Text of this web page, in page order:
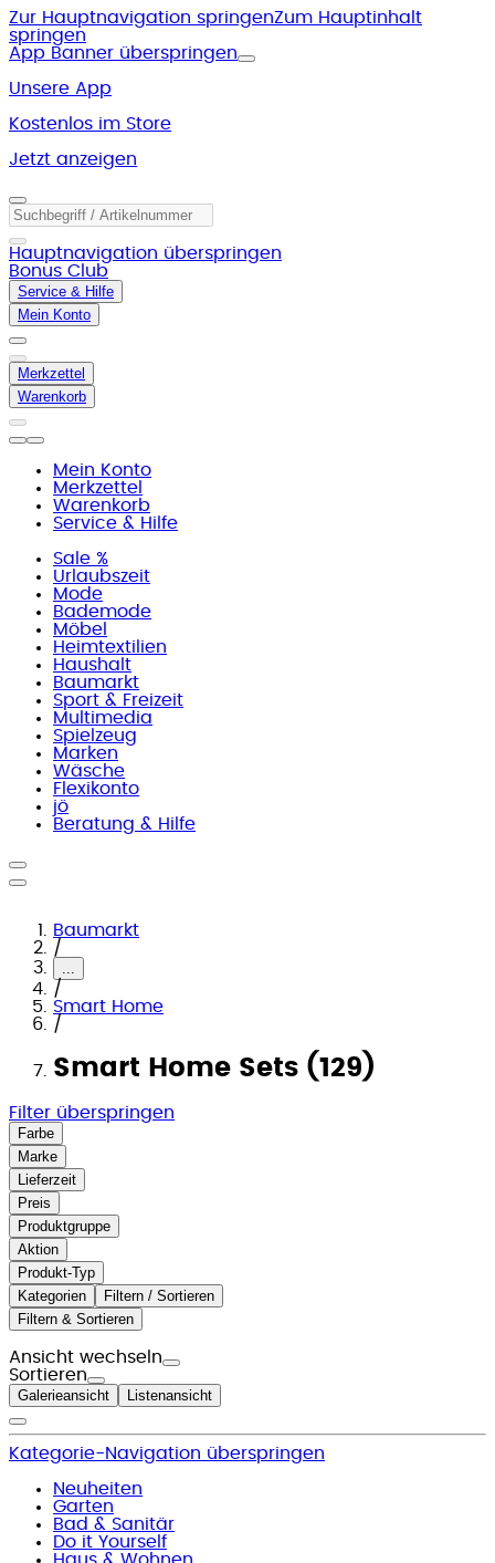
Zur Hauptnavigation springenZum Hauptinhalt
springen
App Banner überspringen
Unsere App
Kostenlos im Store
Jetzt anzeigen
Hauptnavigation überspringen
Bonus Club
Service & Hilfe
Mein Konto
Merkzettel
Warenkorb
Mein Konto
Merkzettel
Warenkorb
Service & Hilfe
Sale %
Urlaubszeit
Mode
Bademode
Möbel
Heimtextilien
Haushalt
Baumarkt
Sport & Freizeit
Multimedia
Spielzeug
Marken
Wäsche
Flexikonto
jö
Beratung & Hilfe
Baumarkt
/
...
/
Smart Home
/
Smart Home Sets (129)
Filter überspringen
Farbe
Marke
Lieferzeit
Preis
Produktgruppe
Aktion
Produkt-Typ
Kategorien
Filtern / Sortieren
Filtern & Sortieren
Ansicht wechseln
Sortieren
Galerieansicht Listenansicht
Kategorie-Navigation überspringen
Neuheiten
Garten
Bad & Sanitär
Do it Yourself